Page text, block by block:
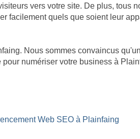
vers votre site. De plus, tous
facilement quels que soient leur
Nous sommes convaincus
numériser votre business à
Web SEO à Plainfaing